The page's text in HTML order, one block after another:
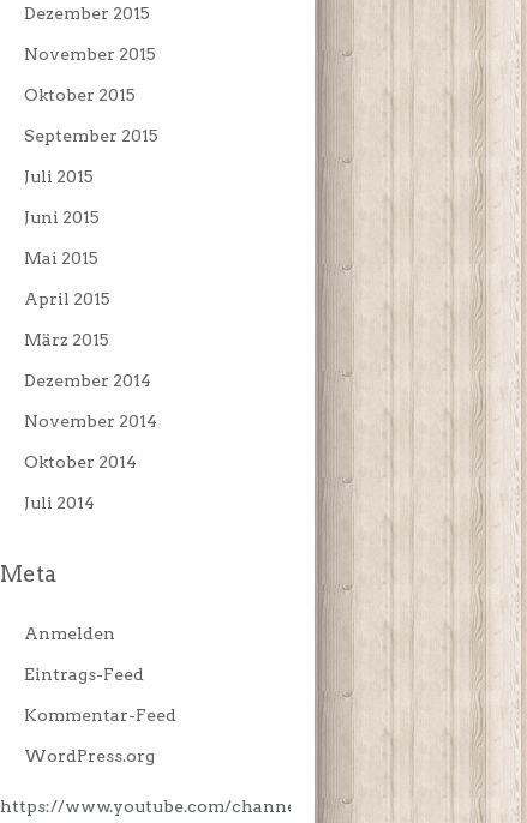
Dezember 2015
November 2015
Oktober 2015
September 2015
Juli 2015
Juni 2015
Mai 2015
April 2015
März 2015
Dezember 2014
November 2014
Oktober 2014
Juli 2014
Meta
Anmelden
Eintrags-Feed
Kommentar-Feed
WordPress.org
https://www.youtube.com/channe